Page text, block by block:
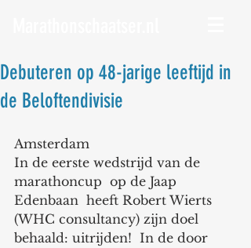
Debuteren op 48-jarige leeftijd in
de Beloftendivisie
Amsterdam
In de eerste wedstrijd van de
marathoncup  op de Jaap
Edenbaan  heeft Robert Wierts
(WHC consultancy) zijn doel
behaald: uitrijden!  In de door